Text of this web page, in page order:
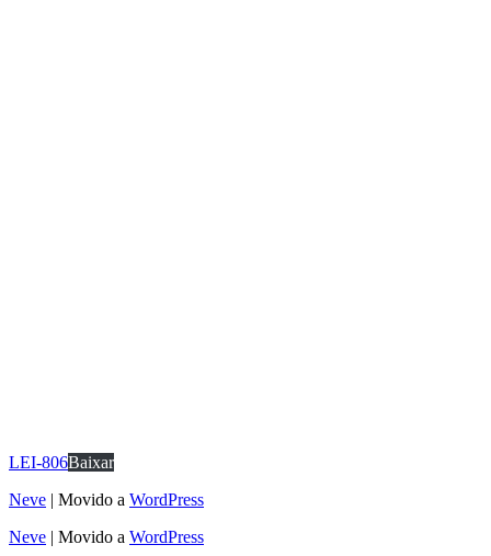
LEI-806Baixar
Neve | Movido a WordPress
Neve | Movido a WordPress